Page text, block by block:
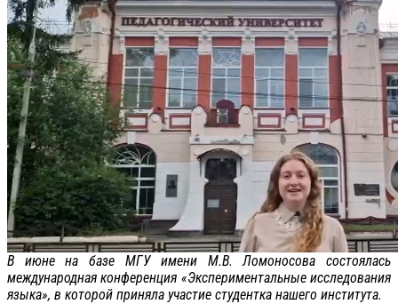
В июне на базе МГУ имени М.В. Ломоносова состоялась
международная конференция «Экспериментальные исследования
языка», в которой приняла участие студентка нашего института.